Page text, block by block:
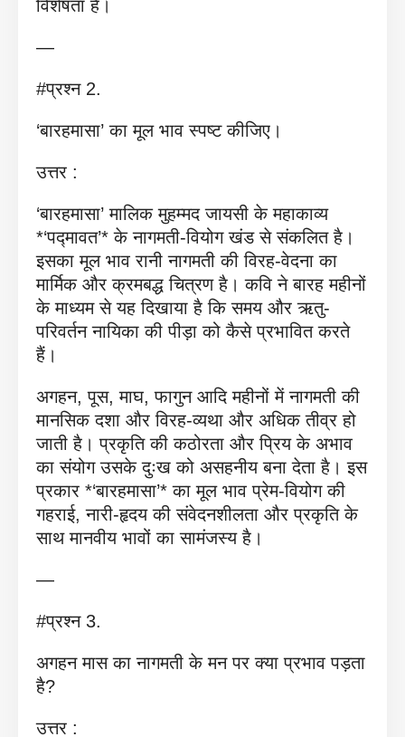
विशेषता है।
—
#प्रश्न 2.
‘बारहमासा’ का मूल भाव स्पष्ट कीजिए।
उत्तर :
‘बारहमासा’ मालिक मुहम्मद जायसी के महाकाव्य
*‘पद्मावत’* के नागमती-वियोग खंड से संकलित है।
इसका मूल भाव रानी नागमती की विरह-वेदना का
मार्मिक और क्रमबद्ध चित्रण है। कवि ने बारह महीनों
के माध्यम से यह दिखाया है कि समय और ऋतु-
परिवर्तन नायिका की पीड़ा को कैसे प्रभावित करते
हैं।
अगहन, पूस, माघ, फागुन आदि महीनों में नागमती की
मानसिक दशा और विरह-व्यथा और अधिक तीव्र हो
जाती है। प्रकृति की कठोरता और प्रिय के अभाव
का संयोग उसके दुःख को असहनीय बना देता है। इस
प्रकार *‘बारहमासा’* का मूल भाव प्रेम-वियोग की
गहराई, नारी-हृदय की संवेदनशीलता और प्रकृति के
साथ मानवीय भावों का सामंजस्य है।
—
#प्रश्न 3.
अगहन मास का नागमती के मन पर क्या प्रभाव पड़ता
है?
उत्तर :